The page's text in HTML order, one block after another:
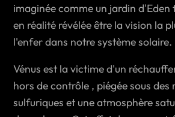
imaginée comme un jardin d'Eden
en réalité révélée être la vision la
l'enfer dans notre système solaire.
Vénus est la victime d'un
hors de contrôle , piégée sous des
sulfuriques et une atmosphère